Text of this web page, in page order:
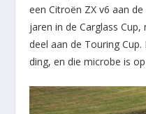
een Citroën ZX v6 aan
jaren in de Carglass
deel aan de Touring
ding, en die microbe is